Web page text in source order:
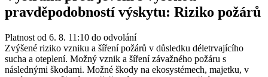
pravděpodobností výskytu: Riziko požárů
Platnost od 6. 8. 11:10 do odvolání
Zvýšené riziko vzniku a šíření požárů v důsledku déletrvajícího
sucha a oteplení. Možný vznik a šíření závažného požáru s
následnými škodami. Možné škody na ekosystémech, majetku, v